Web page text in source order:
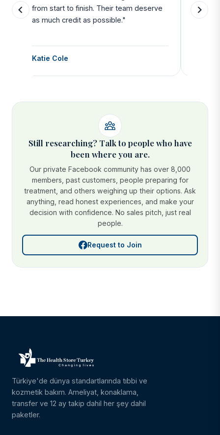
from start to finish. Their team deserve
as much credit as possible."
Katie Cole
side
Still researching? Talk to people who have
been where you are.
Our private Facebook community has over 8,000
members, past customers, people preparing for
treatment, and others weighing up their options. Ask
anything, read honest experiences, and make your
decision with confidence. No sales pitch, just real
people.
Request to Join
Türkiye'de dünya standartlarında tıbbi ve
kozmetik bakım. Ameliyat, konaklama,
transfer ve 12 ay takip dahil her şey dahil
paketler.